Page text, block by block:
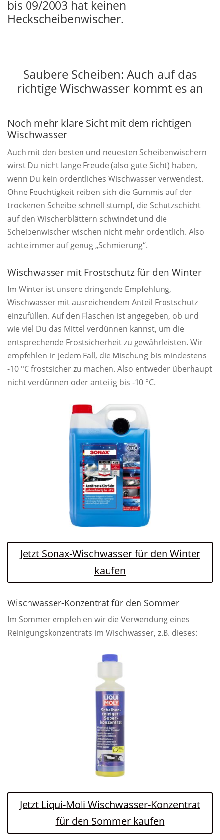
bis 09/2003 hat keinen
Heckscheibenwischer.
Saubere Scheiben: Auch auf das
richtige Wischwasser kommt es an
Noch mehr klare Sicht mit dem richtigen
Wischwasser
Auch mit den besten und neuesten Scheibenwischern
wirst Du nicht lange Freude (also gute Sicht) haben,
wenn Du kein ordentliches Wischwasser verwendest.
Ohne Feuchtigkeit reiben sich die Gummis auf der
trockenen Scheibe schnell stumpf, die Schutzschicht
auf den Wischerblättern schwindet und die
Scheibenwischer wischen nicht mehr ordentlich. Also
achte immer auf genug „Schmierung“.
Wischwasser mit Frostschutz für den Winter
Im Winter ist unsere dringende Empfehlung,
Wischwasser mit ausreichendem Anteil Frostschutz
einzufüllen. Auf den Flaschen ist angegeben, ob und
wie viel Du das Mittel verdünnen kannst, um die
entsprechende Frostsicherheit zu gewährleisten. Wir
empfehlen in jedem Fall, die Mischung bis mindestens
-10 °C frostsicher zu machen. Also entweder überhaupt
nicht verdünnen oder anteilig bis -10 °C.
Jetzt Sonax-Wischwasser für den Winter
kaufen
Wischwasser-Konzentrat für den Sommer
Im Sommer empfehlen wir die Verwendung eines
Reinigungskonzentrats im Wischwasser, z.B. dieses:
Jetzt Liqui-Moli Wischwasser-Konzentrat
für den Sommer kaufen